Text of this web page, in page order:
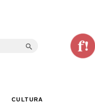
CULTURA